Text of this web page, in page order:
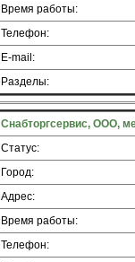
Время работы:
Телефон:
E-mail:
Разделы:
Снабторгсервис, ООО,
Статус:
Город:
Адрес:
Время работы:
Телефон: